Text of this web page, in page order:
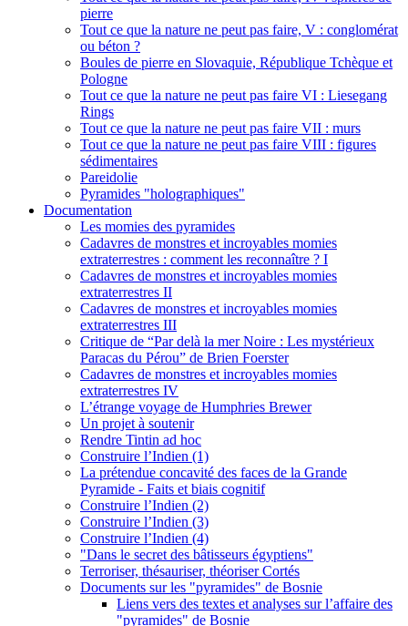
pierre
Tout ce que la nature ne peut pas faire, V : conglomérat
ou béton ?
Boules de pierre en Slovaquie, République Tchèque et
Pologne
Tout ce que la nature ne peut pas faire VI : Liesegang
Rings
Tout ce que la nature ne peut pas faire VII : murs
Tout ce que la nature ne peut pas faire VIII : figures
sédimentaires
Pareidolie
Pyramides "holographiques"
Documentation
Les momies des pyramides
Cadavres de monstres et incroyables momies
extraterrestres : comment les reconnaître ? I
Cadavres de monstres et incroyables momies
extraterrestres II
Cadavres de monstres et incroyables momies
extraterrestres III
Critique de “Par delà la mer Noire : Les mystérieux
Paracas du Pérou” de Brien Foerster
Cadavres de monstres et incroyables momies
extraterrestres IV
L’étrange voyage de Humphries Brewer
Un projet à soutenir
Rendre Tintin ad hoc
Construire l’Indien (1)
La prétendue concavité des faces de la Grande
Pyramide - Faits et biais cognitif
Construire l’Indien (2)
Construire l’Indien (3)
Construire l’Indien (4)
"Dans le secret des bâtisseurs égyptiens"
Terroriser, thésauriser, théoriser Cortés
Documents sur les "pyramides" de Bosnie
Liens vers des textes et analyses sur l’affaire des
"pyramides" de Bosnie